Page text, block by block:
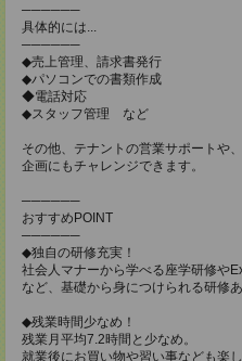
──────
具体的には...
──────
◆売上管理、請求書発行
◆パソコンでの書類作成
◆電話対応
◆スタッフ管理 など
その他、テナントの営業サポートや
企画にもチャレンジできます。
──────
おすすめPOINT
──────
◆独自の研修充実！
社会人マナーから学べる座学研修や
など、基礎から身につけられる研修
◆残業時間少なめ！
残業月平均7.2時間と少なめ。
就業後にお買い物や習い事なども楽